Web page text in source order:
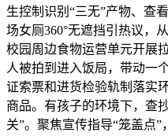
生控制识别“三无”产物、查
场女厕360°无遮挡引热议，
校园周边食物运营单元开展
人被拍到进入饭局，带动一
证索票和进货检验轨制落实
商品。有孩子的环境下，查
关”。聚焦宣传指导“笼盖点